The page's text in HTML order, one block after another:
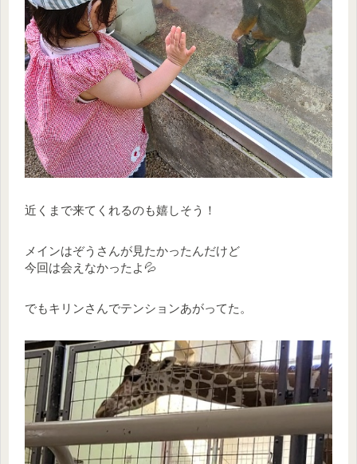
近くまで来てくれるのも嬉しそう！
メインはぞうさんが見たかったんだけど
今回は会えなかったよ💦
でもキリンさんでテンションあがってた。